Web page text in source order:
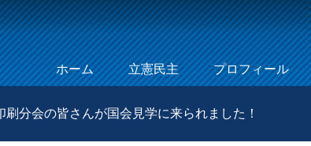
Menu
Skip to content
ホーム 立憲民主 プロフィール
分会の皆さんが国会見学に来られました！